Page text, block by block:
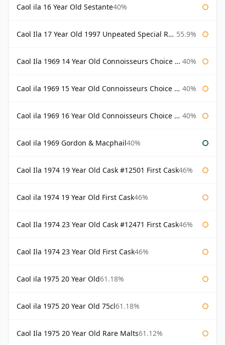
Caol ila 16 Year Old Sestante40%
Caol Ila 17 Year Old 1997 Unpeated Special Release 2015 55.9%
Caol Ila 1969 14 Year Old Connoisseurs Choice Gordon & Macphail 40%
Caol ila 1969 15 Year Old Connoisseurs Choice Gordon & Macphail 40%
Caol ila 1969 16 Year Old Connoisseurs Choice Gordon & Macphail 40%
Caol ila 1969 Gordon & Macphail40%
Caol Ila 1974 19 Year Old Cask #12501 First Cask46%
Caol ila 1974 19 Year Old First Cask46%
Caol Ila 1974 23 Year Old Cask #12471 First Cask46%
Caol Ila 1974 23 Year Old First Cask46%
Caol ila 1975 20 Year Old61.18%
Caol ila 1975 20 Year Old 75cl61.18%
Caol Ila 1975 20 Year Old Rare Malts61.12%